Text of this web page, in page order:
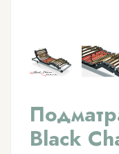
Black